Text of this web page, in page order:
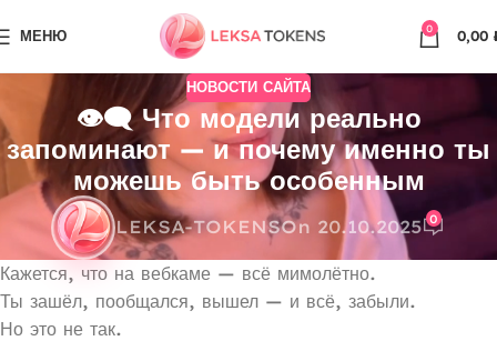
МЕНЮ 0 0,00
НОВОСТИ САЙТА
👁‍🗨 Что модели реально
запоминают — и почему именно ты
можешь быть особенным
LEKSA-TOKENSOn 20.10.2025 0
Кажется, что на вебкаме — всё мимолётно.
Ты зашёл, пообщался, вышел — и всё, забыли.
Но это не так.